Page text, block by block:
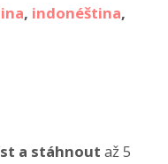
, indonéština,
a stáhnout až 5